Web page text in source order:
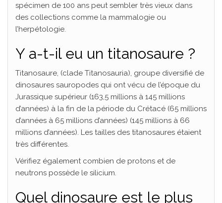
spécimen de 100 ans peut sembler très vieux dans
des collections comme la mammalogie ou
l’herpétologie.
Y a-t-il eu un titanosaure ?
Titanosaure, (clade Titanosauria), groupe diversifié de
dinosaures sauropodes qui ont vécu de l’époque du
Jurassique supérieur (163,5 millions à 145 millions
d’années) à la fin de la période du Crétacé (65 millions
d’années à 65 millions d’années) (145 millions à 66
millions d’années). Les tailles des titanosaures étaient
très différentes.
Vérifiez également combien de protons et de
neutrons possède le silicium.
Quel dinosaure est le plus